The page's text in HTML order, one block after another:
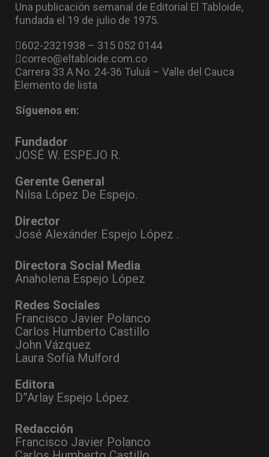
Una publicación semanal de Editorial El Tabloide,
fundada el 19 de julio de 1975.
602-2321938 – 315 052 0144
correo@eltabloide.com.co
Carrera 33 A No. 24-36 Tuluá – Valle del Cauca
Elemento de lista
Síguenos en:
Fundador
JOSÉ W. ESPEJO R.
Gerente General
Nilsa López De Espejo.
Director
José Alexánder Espejo López .
Directora Social Media
Anaholena Espejo López
Redes Sociales
Francisco Javier Polanco
Carlos Humberto Castillo
John Vázquez
Laura Sofía Mulford
Editora
D”Arlay Espejo López
Redacción
Francisco Javier Polanco